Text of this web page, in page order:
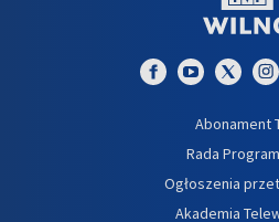
Abonament
Rada
Ogłoszenia
Akademia